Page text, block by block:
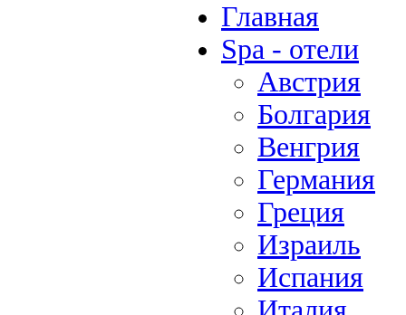
Главная
Spa - отели
Австрия
Болгария
Венгрия
Германия
Греция
Израиль
Испания